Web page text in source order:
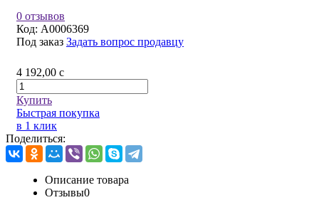
0 отзывов
Код: A0006369
Под заказ Задать вопрос продавцу
4 192,00 c
Купить
Быстрая покупка
в 1 клик
Поделиться:
Описание товара
Отзывы0